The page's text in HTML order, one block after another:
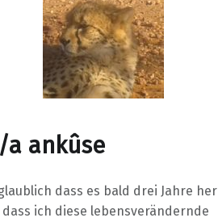
a ankûse
dass es bald drei Jahre her
dass ich diese lebensverändernde